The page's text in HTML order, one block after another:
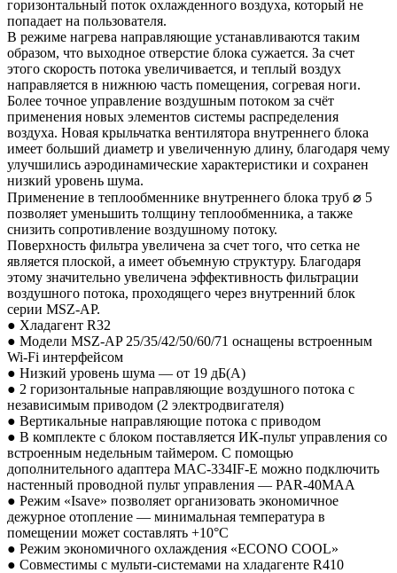
горизонтальный поток охлажденного воздуха, который не
попадает на пользователя.
В режиме нагрева направляющие устанавливаются таким
образом, что выходное отверстие блока сужается. За счет
этого скорость потока увеличивается, и теплый воздух
направляется в нижнюю часть помещения, согревая ноги.
Более точное управление воздушным потоком за счёт
применения новых элементов системы распределения
воздуха. Новая крыльчатка вентилятора внутреннего блока
имеет больший диаметр и увеличенную длину, благодаря чему
улучшились аэродинамические характеристики и сохранен
низкий уровень шума.
Применение в теплообменнике внутреннего блока труб ⌀ 5
позволяет уменьшить толщину теплообменника, а также
снизить сопротивление воздушному потоку.
Поверхность фильтра увеличена за счет того, что сетка не
является плоской, а имеет объемную структуру. Благодаря
этому значительно увеличена эффективность фильтрации
воздушного потока, проходящего через внутренний блок
серии MSZ-AP.
● Хладагент R32
● Модели MSZ-AP 25/35/42/50/60/71 оснащены встроенным
Wi-Fi интерфейсом
● Низкий уровень шума — от 19 дБ(А)
● 2 горизонтальные направляющие воздушного потока с
независимым приводом (2 электродвигателя)
● Вертикальные направляющие потока с приводом
● В комплекте с блоком поставляется ИК-пульт управления со
встроенным недельным таймером. С помощью
дополнительного адаптера MAC-334IF-E можно подключить
настенный проводной пульт управления — PAR-40MAA
● Режим «Isave» позволяет организовать экономичное
дежурное отопление — минимальная температура в
помещении может составлять +10°С
● Режим экономичного охлаждения «ECONO COOL»
● Совместимы с мульти-системами на хладагенте R410